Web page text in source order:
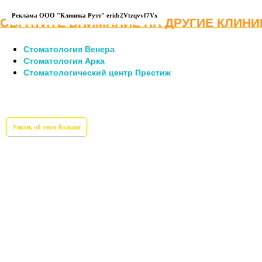
ОБРАТИТЕ ВНИМАНИЕ НА ДРУГИЕ
Стоматология Венера
Стоматология Арка
Стоматологический центр Престиж
Реклама ООО "Клиника Рутт" erid:2Vtzqvvf7Vx
Узнать об этом больше